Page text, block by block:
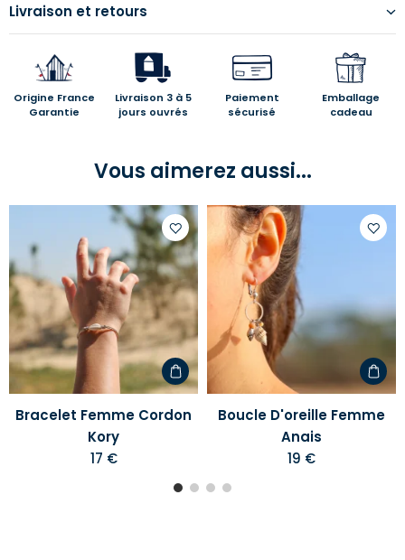
Livraison et retours
Origine France
Garantie
Livraison 3 à 5
jours ouvrés
Paiement
sécurisé
Emballage
cadeau
Vous aimerez aussi...
Ajouter
à
votre
liste
d'envies
Bracelet Femme Cordon
Kory
17 €
liste
Boucle D'oreille Femme
Anais
19 €